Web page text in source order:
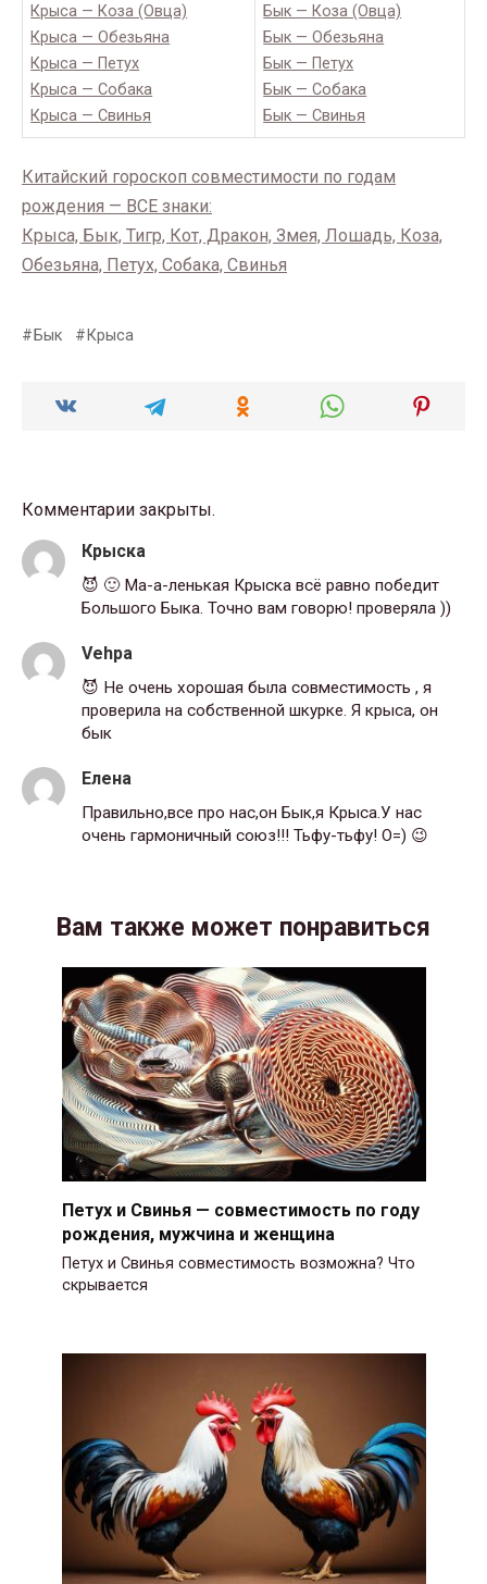
Крыса — Коза (Овца)
Крыса — Обезьяна
Крыса — Петух
Крыса — Собака
Крыса — Свинья
Бык — Коза (Овца)
Бык — Обезьяна
Бык — Петух
Бык — Собака
Бык — Свинья
Китайский гороскоп совместимости по годам
рождения — ВСЕ знаки:
Крыса, Бык, Тигр, Кот, Дракон, Змея, Лошадь, Коза,
Обезьяна, Петух, Собака, Свинья
Бык Крыса
Комментарии закрыты.
Крыска
😈 🙂 Ма-а-ленькая Крыска всё равно победит
Большого Быка. Точно вам говорю! проверяла ))
Vehpa
😈 Не очень хорошая была совместимость , я
проверила на собственной шкурке. Я крыса, он
бык
Елена
Правильно,все про нас,он Бык,я Крыса.У нас
очень гармоничный союз!!! Тьфу-тьфу! O=) 😉
Вам также может понравиться
Петух и Свинья — совместимость по году
рождения, мужчина и женщина
Петух и Свинья совместимость возможна? Что
скрывается